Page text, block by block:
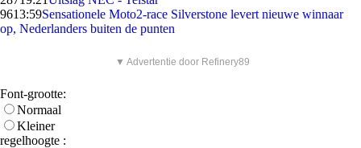
9613:59Sensationele Moto2-race Silverstone levert nieuwe winnaar
op, Nederlanders buiten de punten
▼ Advertentie door Refinery89
Font-grootte:
Normaal
Kleiner
regelhoogte :